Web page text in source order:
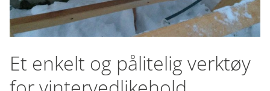
Et enkelt og pålitelig verktøy